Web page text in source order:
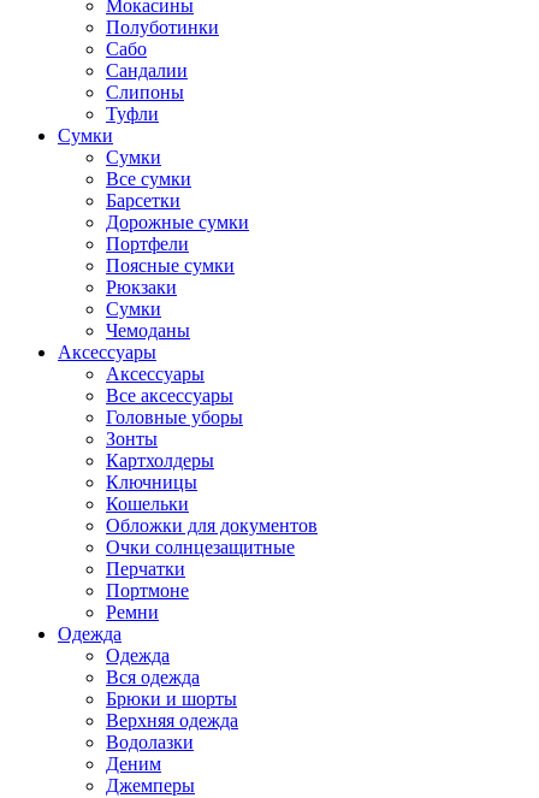
Мокасины
Полуботинки
Сабо
Сандалии
Слипоны
Туфли
Сумки
Сумки
Все сумки
Барсетки
Дорожные сумки
Портфели
Поясные сумки
Рюкзаки
Сумки
Чемоданы
Аксессуары
Аксессуары
Все аксессуары
Головные уборы
Зонты
Картхолдеры
Ключницы
Кошельки
Обложки для документов
Очки солнцезащитные
Перчатки
Портмоне
Ремни
Одежда
Одежда
Вся одежда
Брюки и шорты
Верхняя одежда
Водолазки
Деним
Джемперы